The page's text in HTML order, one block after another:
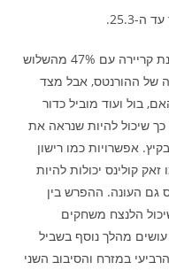
25.3.
מצד אחד נותן עונת קריירה עם 47% מהשלוש
של ההורנטס, אבל מצד
בול ועוד מוביל כדור
שיכול להיות שנראה את
אפשרויות כמו רישון
קולינס יכולות להיות
גם העונה. ההפרש בין
שיכול הלנצח משחקים
מהלך נוסף בשביל
במזרח והסיבוב השני